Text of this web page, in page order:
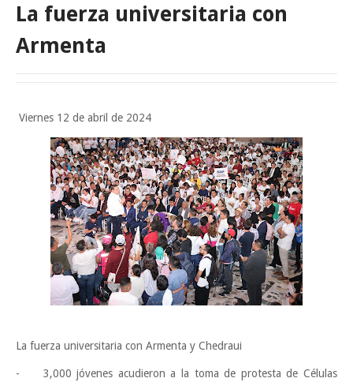
La fuerza universitaria con
Armenta
Viernes 12 de abril de 2024
La fuerza universitaria con Armenta y Chedraui
-
3,000 jóvenes acudieron a la toma de protesta de Células